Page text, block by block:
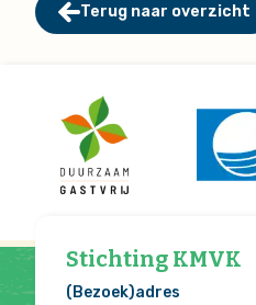
Terug naar overzicht
Stichting KMVK
(Bezoek)adres